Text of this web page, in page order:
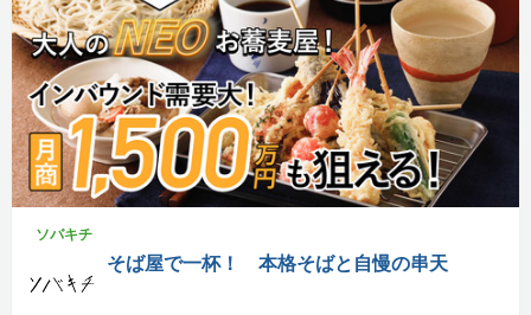
ソバキチ
そば屋で一杯！ 本格そばと自慢の串天